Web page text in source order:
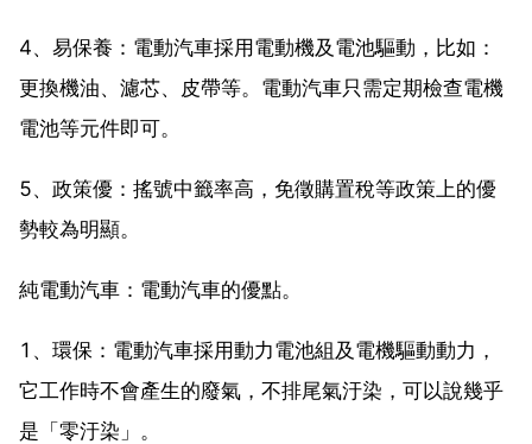
4、易保養：電動汽車採用電動機及電池驅動，比如：
更換機油、濾芯、皮帶等。電動汽車只需定期檢查電機
電池等元件即可。
5、政策優：搖號中籤率高，免徵購置稅等政策上的優
勢較為明顯。
純電動汽車：電動汽車的優點。
1、環保：電動汽車採用動力電池組及電機驅動動力，
它工作時不會產生的廢氣，不排尾氣汙染，可以說幾乎
是「零汙染」。